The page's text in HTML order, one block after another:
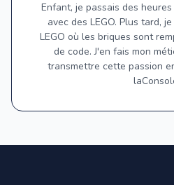
Enfant, je passais des
avec des LEGO. Plus tard,
LEGO où les briques sont
de code. J'en fais mon
transmettre cette passion